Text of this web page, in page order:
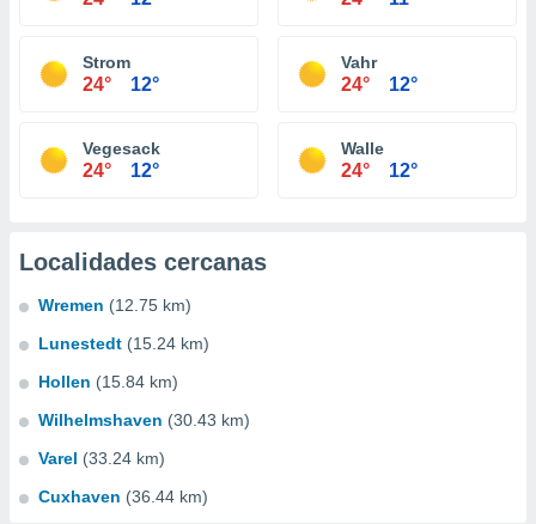
Strom
24° 12°
Vahr
24° 12°
Vegesack
24° 12°
Walle
24° 12°
Localidades cercanas
Wremen (12.75 km)
Lunestedt (15.24 km)
Hollen (15.84 km)
Wilhelmshaven (30.43 km)
Varel (33.24 km)
Cuxhaven (36.44 km)